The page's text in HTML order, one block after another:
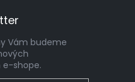
Vám budeme
shope.